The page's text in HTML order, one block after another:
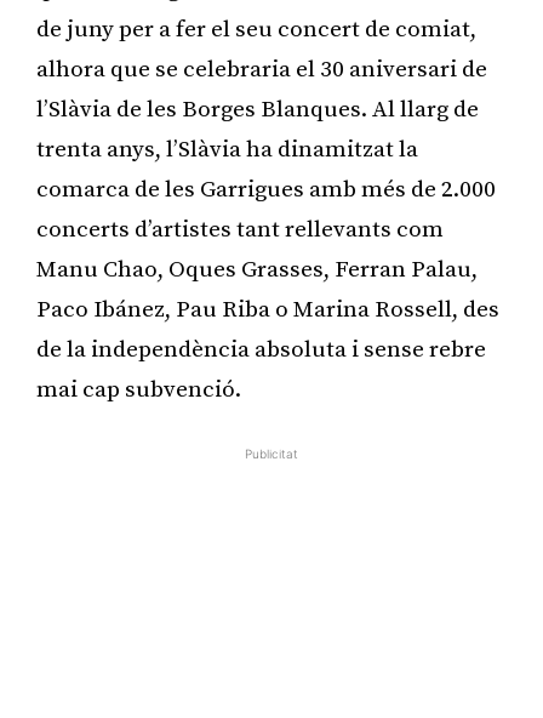
de juny per a fer el seu concert de comiat,
alhora que se celebraria el 30 aniversari de
l’Slàvia de les Borges Blanques. Al llarg de
trenta anys, l’Slàvia ha dinamitzat la
comarca de les Garrigues amb més de 2.000
concerts d’artistes tant rellevants com
Manu Chao, Oques Grasses, Ferran Palau,
Paco Ibánez, Pau Riba o Marina Rossell, des
de la independència absoluta i sense rebre
mai cap subvenció.
Publicitat